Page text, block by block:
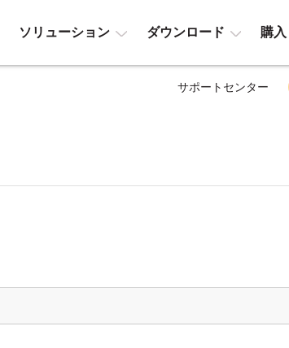
ソリューション ダウンロード 購入
サポートセンター